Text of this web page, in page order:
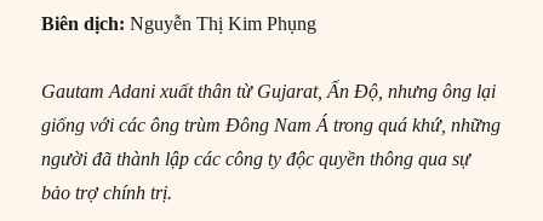
Biên dịch: Nguyễn Thị Kim Phụng
Gautam Adani xuất thân từ Gujarat, Ấn Độ, nhưng ông lại
giống với các ông trùm Đông Nam Á trong quá khứ, những
người đã thành lập các công ty độc quyền thông qua sự
bảo trợ chính trị.